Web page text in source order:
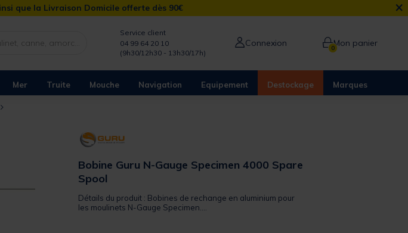
que la Livraison Domicile offerte dès 90€ ×
Service client
04 99 64 20 10
(9h30/12h30 - 13h30/17h)
Connexion 0Mon panier
Mer Truite Mouche Navigation Equipement Destockage Marques
Bobine Guru N-Gauge Specimen 4000 Spare
Spool
Détails du produit : Bobines de rechange en aluminium pour
les moulinets N-Gauge Specimen....